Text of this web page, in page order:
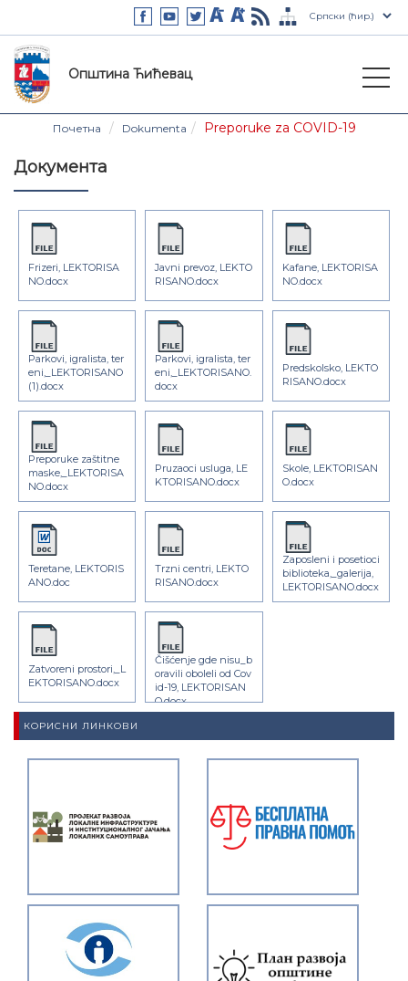
Општина Ћићевац
Почетна Dokumenta Preporuke za COVID-19
Документа
Frizeri, LEKTORISA
NO.docx
Javni prevoz, LEKTO
RISANO.docx
Kafane, LEKTORISA
NO.docx
Parkovi, igralista, ter
eni,_LEKTORISANO
(1).docx
Parkovi, igralista, ter
eni,_LEKTORISANO.
docx
Predskolsko, LEKTO
RISANO.docx
Preporuke zaštitne
maske,_LEKTORISA
NO.docx
Pruzaoci usluga, LE
KTORISANO.docx
Skole, LEKTORISAN
O.docx
Teretane, LEKTORIS
ANO.doc
Trzni centri, LEKTO
RISANO.docx
Zaposleni i posetioci
biblioteka,_galerija,
LEKTORISANO.docx
Zatvoreni prostori,_L
EKTORISANO.docx
Čišćenje gde nisu_b
oravili oboleli od Cov
id-19, LEKTORISAN
O.docx
КОРИСНИ ЛИНКОВИ